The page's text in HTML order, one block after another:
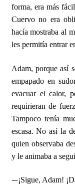
forma, era más
Cuervo no era
hacía mostraba al
les permitía entrar
Adam, porque así
empapado en
evacuar el calor,
requirieran de
Tampoco tenía
escasa. No así la
quien observaba
y le animaba a
—¡Sigue, Adam!